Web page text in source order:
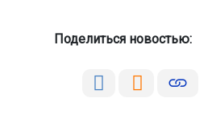
Поделиться новостью: